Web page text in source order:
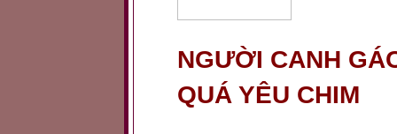
NGƯỜI CANH
QUÁ YÊU CHIM